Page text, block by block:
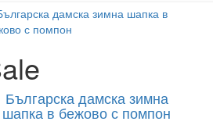
Българска дамска зимна
шапка в бежово с помпон